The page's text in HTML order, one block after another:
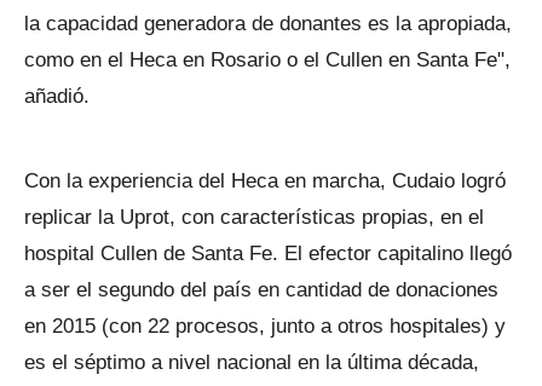
la capacidad generadora de donantes es la apropiada,
como en el Heca en Rosario o el Cullen en Santa Fe",
añadió.
Con la experiencia del Heca en marcha, Cudaio logró
replicar la Uprot, con características propias, en el
hospital Cullen de Santa Fe. El efector capitalino llegó
a ser el segundo del país en cantidad de donaciones
en 2015 (con 22 procesos, junto a otros hospitales) y
es el séptimo a nivel nacional en la última década,